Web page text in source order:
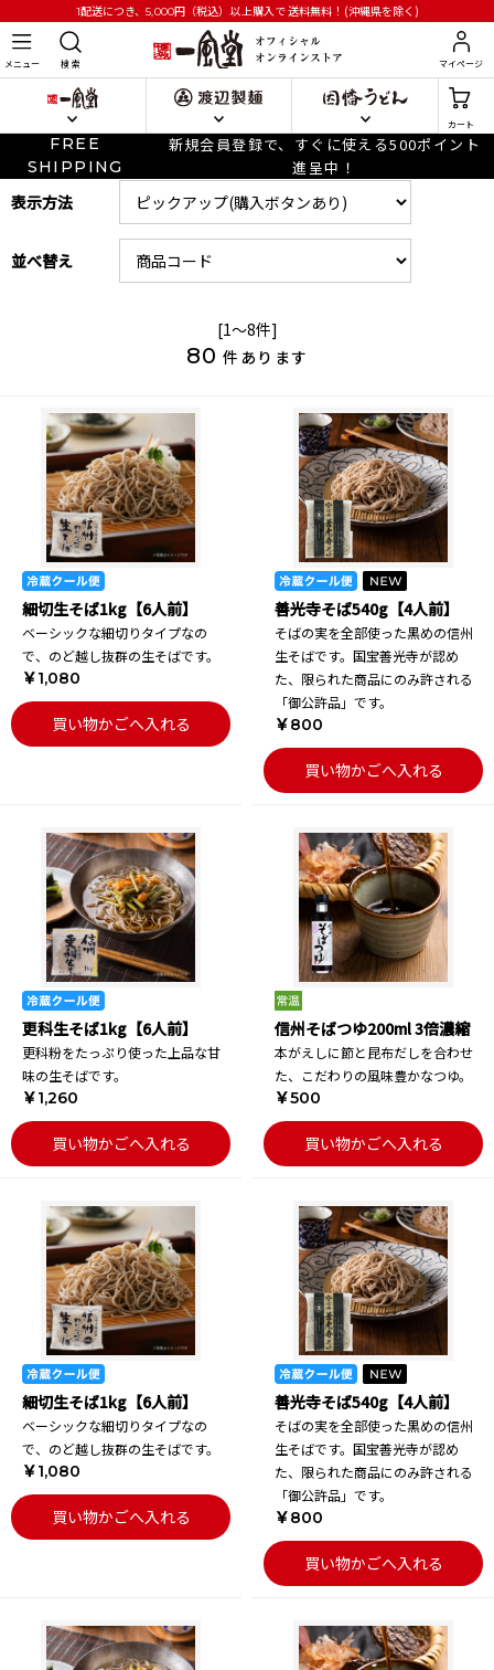
1配送につき、5,000円 （税込）以上購入で送料無料！(沖縄県を除く)
メニュー 検 索 マイページ
カート
FREE
SHIPPING
新規会員登録で、すぐに使える500ポイント
進呈中！
表示方法
並べ替え
[1～8件]
80 件あります
細切生そば1kg【6人前】
ベーシックな細切りタイプなの
で、のど越し抜群の生そばです。
￥1,080
買い物かごへ入れる
善光寺そば540g【4人前】
そばの実を全部使った黒めの信州
生そばです。国宝善光寺が認め
た、限られた商品にのみ許される
「御公許品」です。
￥800
買い物かごへ入れる
更科生そば1kg【6人前】
更科粉をたっぷり使った上品な甘
味の生そばです。
￥1,260
買い物かごへ入れる
信州そばつゆ200ml 3倍濃縮
本がえしに節と昆布だしを合わせ
た、こだわりの風味豊かなつゆ。
￥500
買い物かごへ入れる
細切生そば1kg【6人前】
ベーシックな細切りタイプなの
で、のど越し抜群の生そばです。
￥1,080
買い物かごへ入れる
善光寺そば540g【4人前】
そばの実を全部使った黒めの信州
生そばです。国宝善光寺が認め
た、限られた商品にのみ許される
「御公許品」です。
￥800
買い物かごへ入れる